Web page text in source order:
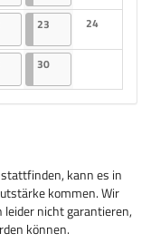
Keine
22.11.2024
2 Veranstaltungen
23 23.11.2024
2 Veranstaltungen
24
Keine
29.11.2024
2 Veranstaltungen
3030.11.2024
2 Veranstaltungen
kann es in
kommen. Wir
nicht garantieren,
können.